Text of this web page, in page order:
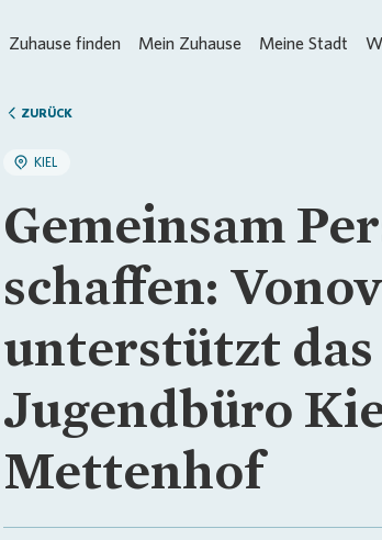
Zuhause finden Mein Zuhause Meine Stadt
ZURÜCK
KIEL
Gemeinsam
schaffen:
unterstützt das
Jugendbüro
Mettenhof